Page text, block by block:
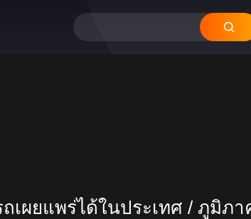
เผยแพร่ได้ในประเทศ / ภูมิภา